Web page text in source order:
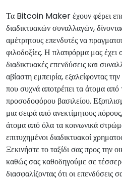
Τα Bitcoin Maker έχουν φέρει
διαδικτυακών συναλλαγών,
αμέτρητους επενδυτές να
φιλοδοξίες. Η πλατφόρμα μας έχει
διαδικτυακές επενδύσεις και
αβίαστη εμπειρία, εξαλείφοντας
που συχνά αποτρέπει τα άτομα
προσοδοφόρου βασιλείου.
μια σειρά από ανεκτίμητους
άτομα από όλα τα κοινωνικά
επιτυχημένοι διαδικτυακοί
Ξεκινήστε το ταξίδι σας προς την
καθώς σας καθοδηγούμε σε
διασφαλίζοντας ότι οι επενδύσεις